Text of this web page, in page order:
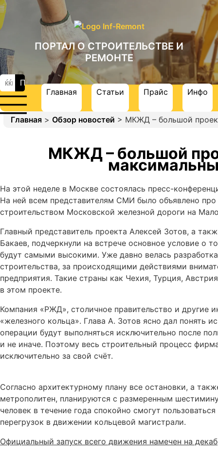
ПОРТАЛ О СТРОИТЕЛЬСТВЕ И
РЕМОНТЕ
Главная Статьи Прайс Инфо
Главная > Обзор новостей > МКЖД – большой
МКЖД – большой
На этой неделе в Москве состоялась пресс-
На ней всем представителям СМИ было объявлено про
строительством Московской железной дороги на
Главный представитель проекта Алексей Зотов, а
Бакаев, подчеркнули на встрече основное условие о
будут самыми высокими. Уже давно велась
строительства, за происходящими действиями
предприятия. Такие страны как Чехия, Турция,
в этом проекте.
Компания «РЖД», столичное правительство и другие
«железного кольца». Глава А. Зотов ясно дал понять
операции будут выполняться исключительно после
и не иначе. Поэтому весь строительный процесс
исключительно за свой счёт.
Согласно архитектурному плану все остановки, а
метрополитен, планируются с размеренным
человек в течение года спокойно смогут
перегрузок в движении кольцевой магистрали.
Официальный запуск всего движения намечен на